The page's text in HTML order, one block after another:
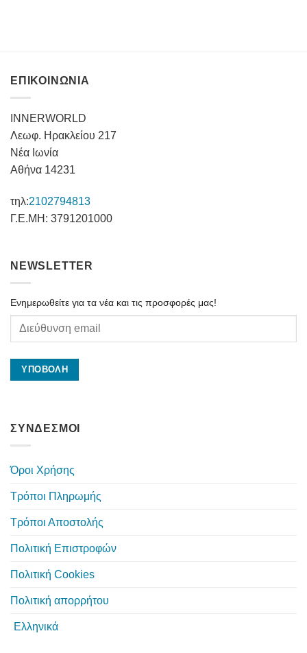
ΕΠΙΚΟΙΝΩΝΙΑ
INNERWORLD
Λεωφ. Ηρακλείου 217
Νέα Ιωνία
Αθήνα 14231
τηλ:2102794813
Γ.Ε.ΜΗ: 3791201000
NEWSLETTER
Ενημερωθείτε για τα νέα και τις προσφορές μας!
ΣΥΝΔΕΣΜΟΙ
Όροι Χρήσης
Τρόποι Πληρωμής
Τρόποι Αποστολής
Πολιτική Επιστροφών
Πολιτική Cookies
Πολιτική απορρήτου
Ελληνικά